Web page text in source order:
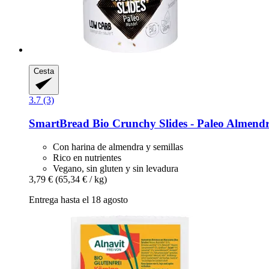
Cesta
3.7 (3)
SmartBread Bio Crunchy Slides -​ Paleo
Con harina de almendra y semillas
Rico en nutrientes
Vegano, sin gluten y sin levadura
3,79 € (65,34 € / kg)
Entrega hasta el 18 agosto